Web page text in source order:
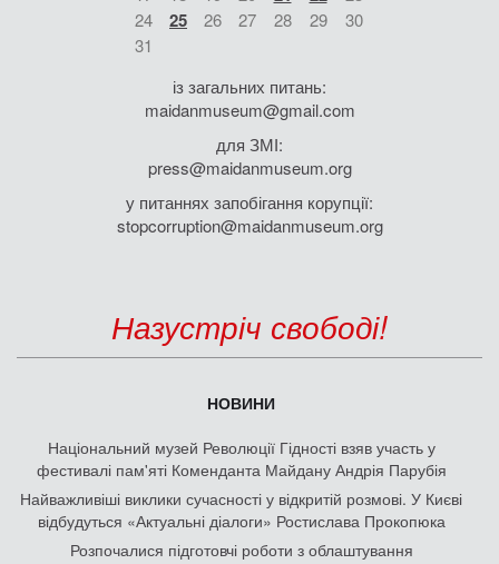
24
25 26 27 28 29
30
31
із загальних питань:
maidanmuseum@gmail.com
для ЗМІ:
press@maidanmuseum.org
у питаннях запобігання корупції:
stopcorruption@maidanmuseum.org
Назустріч свободі!
НОВИНИ
Національний музей Революції Гідності взяв участь у
фестивалі пам'яті Коменданта Майдану Андрія Парубія
Найважливіші виклики сучасності у відкритій розмові. У Києві
відбудуться «Актуальні діалоги» Ростислава Прокопюка
Розпочалися підготовчі роботи з облаштування